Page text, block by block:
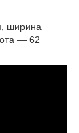
ширина
— 62